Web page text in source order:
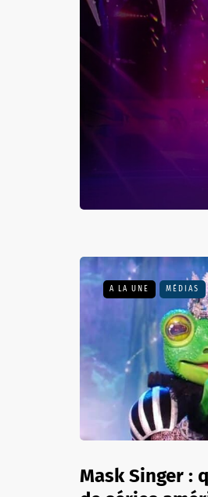
A LA UNE MÉDIAS
Mask Singer :